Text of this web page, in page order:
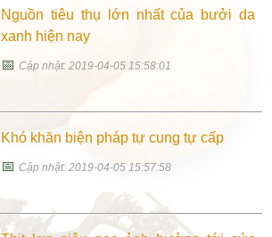
Nguồn tiêu thụ lớn nhất của bưởi da
xanh hiện nay
📅Cập nhật: 2019-04-05 15:58:01
Khó khăn biện pháp tự cung tự cấp
📅Cập nhật: 2019-04-05 15:57:58